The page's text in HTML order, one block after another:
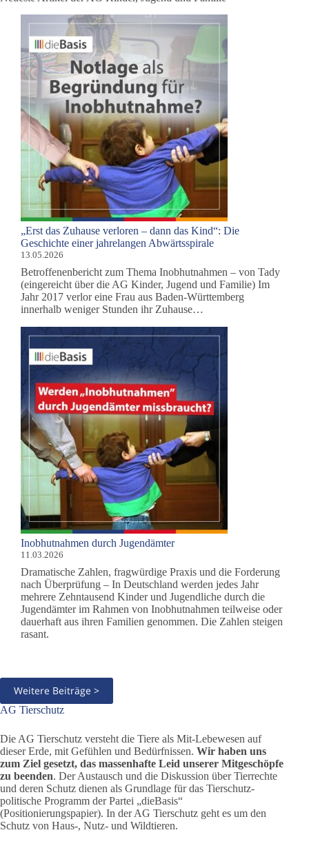
„Erst das Zuhause verloren – dann das Kind“: Die
Geschichte einer jahrelangen Abwärtsspirale
13.05.2026
Betroffenenbericht zum Thema Inobhutnahmen – von Tady
(eingereicht über die AG Kinder, Jugend und Familie) Im
Jahr 2017 verlor eine Frau aus Baden-Württemberg
innerhalb weniger Stunden ihr Zuhause…
Inobhutnahmen durch Jugendämter
11.03.2026
Dramatische Zahlen, fragwürdige Praxis und die Forderung
nach Überprüfung – In Deutschland werden jedes Jahr
mehrere Zehntausend Kinder und Jugendliche durch die
Jugendämter im Rahmen von Inobhutnahmen teilweise oder
dauerhaft aus ihren Familien genommen. Die Zahlen steigen
rasant.
Weitere Beiträge >
AG Tierschutz
Die AG Tierschutz versteht die Tiere als Mit-Lebewesen auf
dieser Erde, mit Gefühlen und Bedürfnissen. Wir haben uns
zum Ziel gesetzt, das massenhafte Leid unserer Mitgeschöpfe
zu beenden. Der Austausch und die Diskussion über Tierrechte
und deren Schutz dienen als Grundlage für das Tierschutz-
politische Programm der Partei „dieBasis“
(Positionierungspapier). In der AG Tierschutz geht es um den
Schutz von Haus-, Nutz- und Wildtieren.